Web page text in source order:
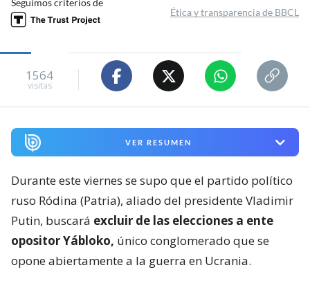
Seguimos criterios de
Ética y transparencia de BBCL
1564
visitas
VER RESUMEN
Durante este viernes se supo que el partido político
ruso Ródina (Patria), aliado del presidente Vladimir
Putin, buscará excluir de las elecciones a ente
opositor Yábloko, único conglomerado que se
opone abiertamente a la guerra en Ucrania.